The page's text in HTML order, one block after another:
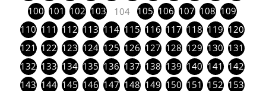
100 101 102 103 104 105 106 107 108 109
110 111 112 113 114 115 116 117 118 119 120
121 122 123 124 125 126 127 128 129 130 131
132 133 134 135 136 137 138 139 140 141 142
143 144 145 146 147 148 149 150 151 152 153